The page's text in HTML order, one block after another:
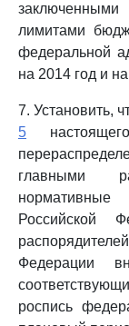
лимитами
федеральной
на 2014 год и
7. Установить,
5
главными
Российской
Федерации
роспись